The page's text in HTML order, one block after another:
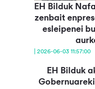
EH Bilduk
zenbait
esleipenei
| 2026-06-03 11:57:00
EH Bilduk